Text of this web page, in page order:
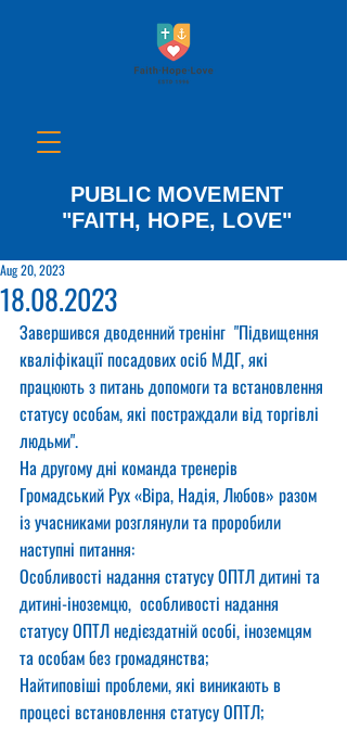
PUBLIC MOVEMENT
"FAITH, HOPE, LOVE"
18.08.2023
Aug 20, 2023
Завершився дводенний тренінг  "Підвищення
кваліфікації посадових осіб МДГ, які
працюють з питань допомоги та встановлення
статусу особам, які постраждали від торгівлі
людьми".
На другому дні команда тренерів
Громадський Рух «Віра, Надія, Любов» разом
із учасниками розглянули та проробили
наступні питання:
Особливості надання статусу ОПТЛ дитині та
дитині-іноземцю,  особливості надання
статусу ОПТЛ недієздатній особі, іноземцям
та особам без громадянства;
Найтиповіші проблеми, які виникають в
процесі встановлення статусу ОПТЛ;